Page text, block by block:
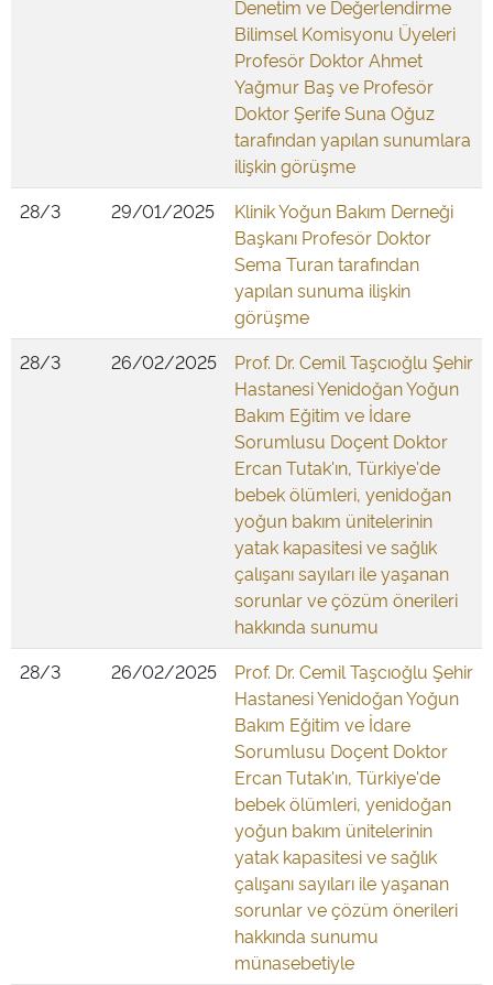
Denetim ve Değerlendirme
Bilimsel Komisyonu Üyeleri
Profesör Doktor Ahmet
Yağmur Baş ve Profesör
Doktor Şerife Suna Oğuz
tarafından yapılan sunumlara
ilişkin görüşme
28/3
29/01/2025
Klinik Yoğun Bakım Derneği
Başkanı Profesör Doktor
Sema Turan tarafından
yapılan sunuma ilişkin
görüşme
28/3
26/02/2025
Prof. Dr. Cemil Taşcıoğlu Şehir
Hastanesi Yenidoğan Yoğun
Bakım Eğitim ve İdare
Sorumlusu Doçent Doktor
Ercan Tutak'ın, Türkiye'de
bebek ölümleri, yenidoğan
yoğun bakım ünitelerinin
yatak kapasitesi ve sağlık
çalışanı sayıları ile yaşanan
sorunlar ve çözüm önerileri
hakkında sunumu
28/3
26/02/2025
Prof. Dr. Cemil Taşcıoğlu Şehir
Hastanesi Yenidoğan Yoğun
Bakım Eğitim ve İdare
Sorumlusu Doçent Doktor
Ercan Tutak'ın, Türkiye'de
bebek ölümleri, yenidoğan
yoğun bakım ünitelerinin
yatak kapasitesi ve sağlık
çalışanı sayıları ile yaşanan
sorunlar ve çözüm önerileri
hakkında sunumu
münasebetiyle